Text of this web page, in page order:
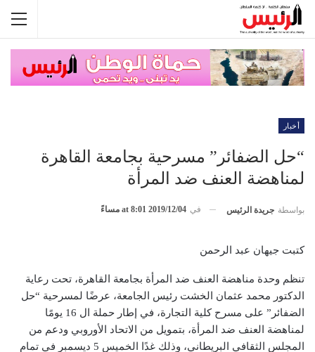
أخبار
“حل الضفائر” مسرحية بجامعة القاهرة
لمناهضة العنف ضد المرأة
بواسطة جريدة الرئيس في 2019/12/04 at 8:01 مساءً
كتبت جيهان عبد الرحمن
تنظم وحدة مناهضة العنف ضد المرأة بجامعة القاهرة، تحت رعاية
الدكتور محمد عثمان الخشت رئيس الجامعة، عرضًا لمسرحية “حل
الضفائر” على مسرح كلية التجارة، في إطار حملة ال 16 يومًا
لمناهضة العنف ضد المرأة، بتمويل من الاتحاد الأوروبي ودعم من
المجلس الثقافي البريطاني، وذلك غدًا الخميس 5 ديسمبر في تمام